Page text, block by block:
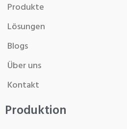
Produkte
Lösungen
Blogs
Über uns
Kontakt
Produktion